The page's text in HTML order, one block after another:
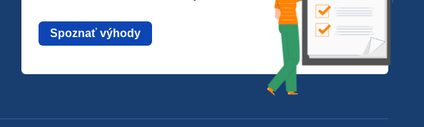
Spoznať výhody